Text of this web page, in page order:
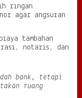
ringan
agar angsuran
tambahan
notaris, dan
bank, tetapi
ruang